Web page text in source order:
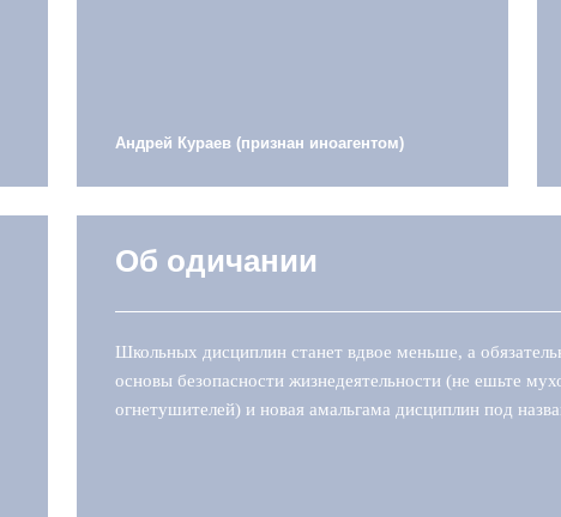
Андрей Кураев (признан иноагентом)
Об одичании
Школьных дисциплин станет вдвое меньше, а
основы безопасности жизнедеятельности (не ешьте
огнетушителей) и новая амальгама дисциплин под